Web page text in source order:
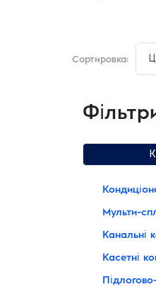
Сортировка:
Мульти-
Канальні
Касетні